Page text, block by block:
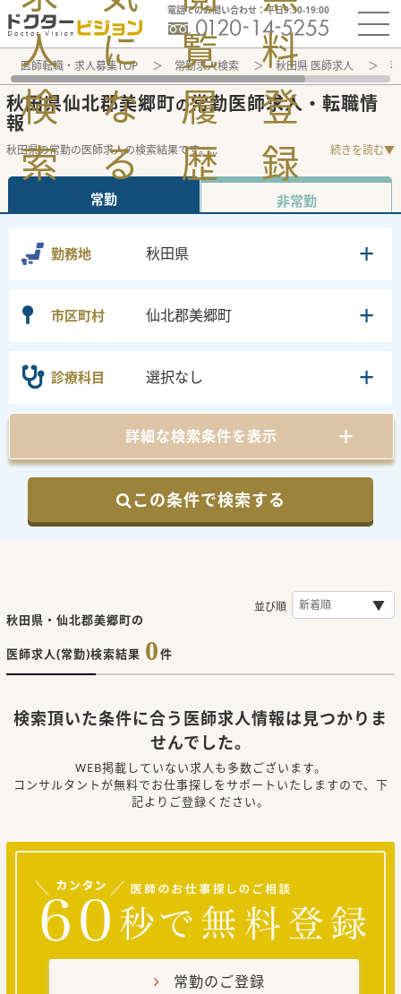
電話でのお問い合わせ：平日9:30-19:00
人
検
索
に
な
る
覧
履
歴
料
登
録
医師転職・求人募集TOP 常勤求人検索 秋田県 医師求人
秋田県仙北郡美郷町の常勤医師求人・転職情
報
秋田県の常勤の医師求人の検索結果です。... 続きを読む▼
常勤 非常勤
勤務地 秋田県
市区町村 仙北郡美郷町
診療科目 選択なし
詳細な検索条件を表示
この条件で検索する
秋田県・仙北郡美郷町の
医師求人(常勤)検索結果 0件
並び順
検索頂いた条件に合う医師求人情報は見つかりま
せんでした。
WEB掲載していない求人も多数ございます。
コンサルタントが無料でお仕事探しをサポートいたしますので、下
記よりご登録ください。
常勤のご登録